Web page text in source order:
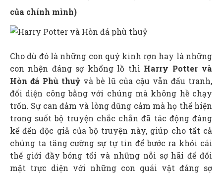
của chính mình)
Cho dù đó là những con quỷ kinh rợn hay là những
con nhện đáng sợ khổng lồ thì Harry Potter và
Hòn đá Phù thuỷ và bè lũ của cậu vẫn đấu tranh,
đối diện công bằng với chúng mà không hề chạy
trốn. Sự can đảm và lòng dũng cảm mà họ thể hiện
trong suốt bộ truyện chắc chắn đã tác động đáng
kể đến độc giả của bộ truyện này, giúp cho tất cả
chúng ta tăng cường sự tự tin để bước ra khỏi cái
thế giới đầy bóng tối và những nỗi sợ hãi để đối
mặt trực diện với những con quái vật đáng sợ